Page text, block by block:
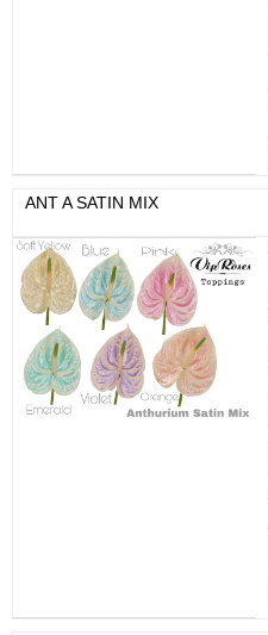
ANT A SATIN MIX